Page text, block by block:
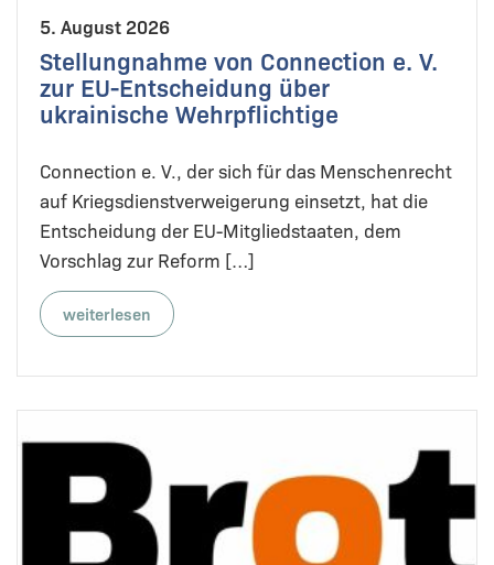
5. August 2026
Stellungnahme von Connection e. V.
zur EU-Entscheidung über
ukrainische Wehrpflichtige
Connection e. V., der sich für das Menschenrecht
auf Kriegsdienstverweigerung einsetzt, hat die
Entscheidung der EU-Mitgliedstaaten, dem
Vorschlag zur Reform […]
weiterlesen